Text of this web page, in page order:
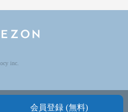
会員登録 (無料)
inc.